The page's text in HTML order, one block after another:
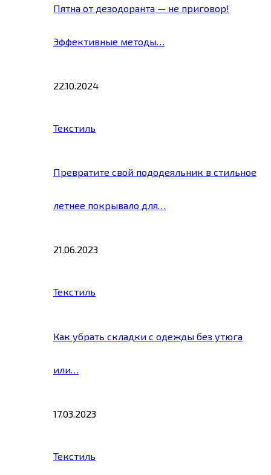
Пятна от дезодоранта — не приговор!
Эффективные методы…
22.10.2024
Текстиль
Превратите свой пододеяльник в стильное
летнее покрывало для…
21.06.2023
Текстиль
Как убрать складки с одежды без утюга
или…
17.03.2023
Текстиль